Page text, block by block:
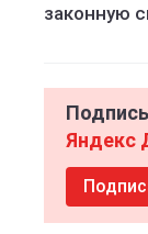
законную
Яндекс